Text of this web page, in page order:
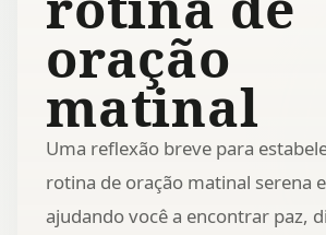
oração
matinal
Uma reflexão breve para
rotina de oração matinal serena
ajudando você a encontrar paz,